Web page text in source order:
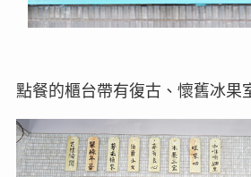
點餐的櫃台帶有復古、懷舊冰果